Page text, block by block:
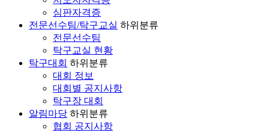
심판자격증
전문선수팀/탁구교실 하위분류
전문선수팀
탁구교실 현황
탁구대회 하위분류
대회 정보
대회별 공지사항
탁구장 대회
알림마당 하위분류
협회 공지사항